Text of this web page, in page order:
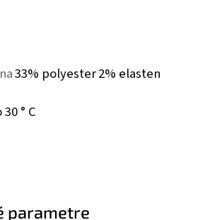
33% polyester2% elasten
° C
parametre